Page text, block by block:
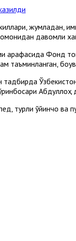
жумладан,
давомли
арафасида Фонд
тадбирда
турли ўйинчоқ ва